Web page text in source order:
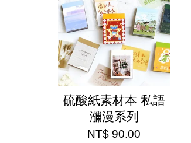
硫酸紙素材本 私語
瀰漫系列
NT$ 90.00